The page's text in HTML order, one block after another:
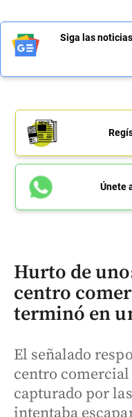
Siga las
Únete
Hurto de
centro
terminó en
El señalado
centro
capturado por
intentaba